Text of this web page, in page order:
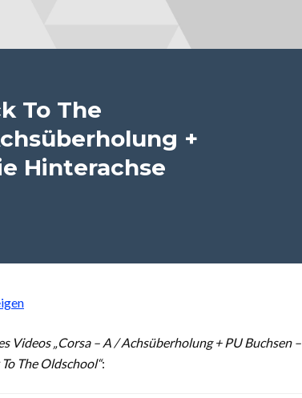
To The
+
Hinterachse
„Corsa – A / Achsüberholung + PU Buchsen –
The Oldschool“: